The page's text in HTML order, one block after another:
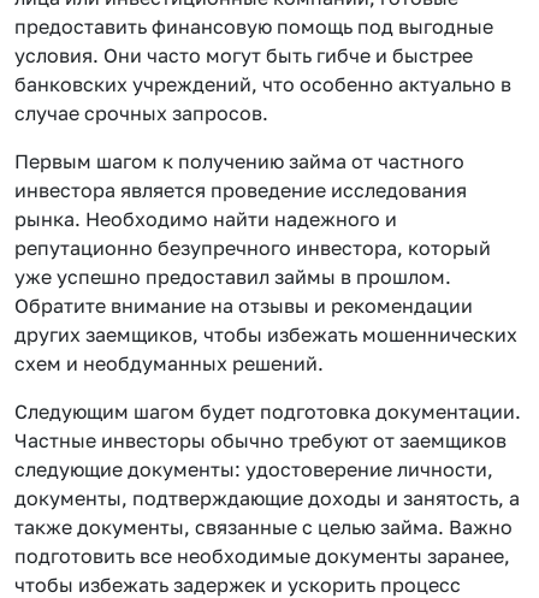
предоставить финансовую помощь под выгодные
условия. Они часто могут быть гибче и быстрее
банковских учреждений, что особенно актуально в
случае срочных запросов.
Первым шагом к получению займа от частного
инвестора является проведение исследования
рынка. Необходимо найти надежного и
репутационно безупречного инвестора, который
уже успешно предоставил займы в прошлом.
Обратите внимание на отзывы и рекомендации
других заемщиков, чтобы избежать мошеннических
схем и необдуманных решений.
Следующим шагом будет подготовка документации.
Частные инвесторы обычно требуют от заемщиков
следующие документы: удостоверение личности,
документы, подтверждающие доходы и занятость, а
также документы, связанные с целью займа. Важно
подготовить все необходимые документы заранее,
чтобы избежать задержек и ускорить процесс